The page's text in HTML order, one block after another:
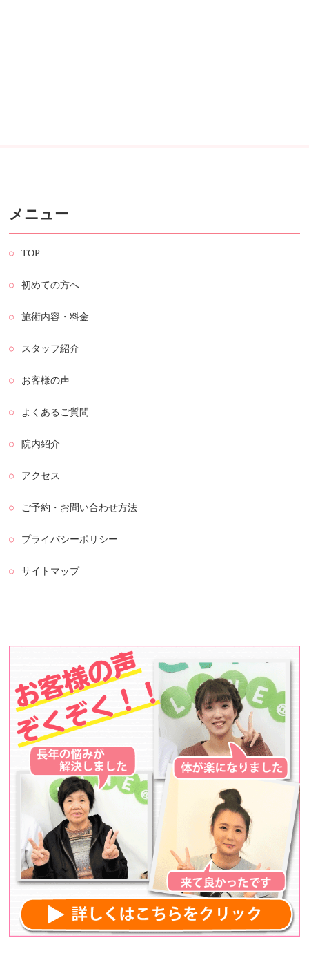
メニュー
TOP
初めての方へ
施術内容・料金
スタッフ紹介
お客様の声
よくあるご質問
院内紹介
アクセス
ご予約・お問い合わせ方法
プライバシーポリシー
サイトマップ